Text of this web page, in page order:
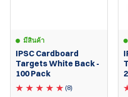
มีสินค้า
IPSC Cardboard
Targets White Back -
100 Pack
(8)